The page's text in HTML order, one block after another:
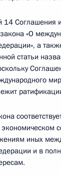
14 Соглашения
«О
а
статьи
иных
и в